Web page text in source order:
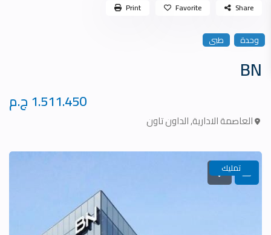
وحدة طبى
BN
العاصمة الادارية,الداون تاون
Share
Favorite
Print
تمليك